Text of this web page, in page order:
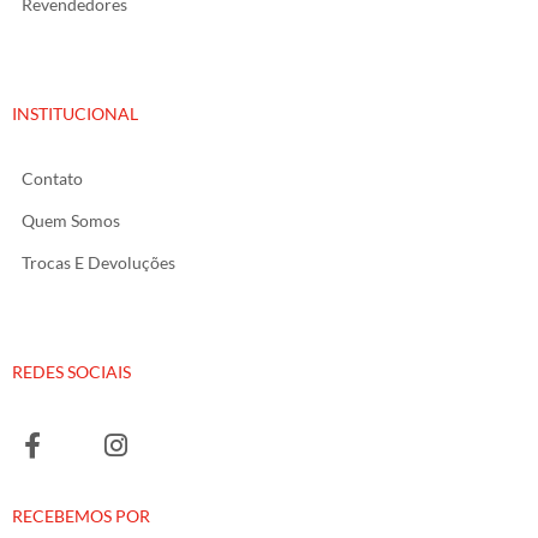
INSTITUCIONAL
Contato
Quem Somos
Trocas E Devoluções
REDES SOCIAIS
RECEBEMOS POR